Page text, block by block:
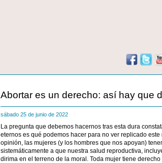
Abortar es un derecho: así hay que
sábado 25 de junio de 2022
La pregunta que debemos hacernos tras esta dura
eternos es qué podemos hacer para no ver replicado
opinión, las mujeres (y los hombres que nos apoyan)
sistemáticamente a que nuestra salud reproductiva,
dirima en el terreno de la moral. Toda mujer tiene